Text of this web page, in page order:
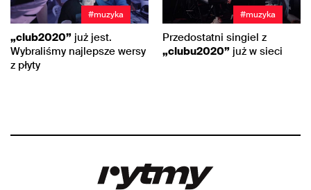
#muzyka
„club2020” już jest.
Wybraliśmy najlepsze wersy
z płyty
#muzyka
Przedostatni singiel z
„clubu2020” już w sieci